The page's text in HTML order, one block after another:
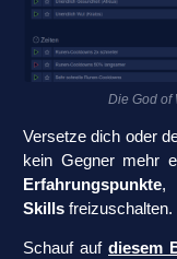
Die God of
Versetze dich oder
kein Gegner mehr
Erfahrungspunkte,
Skills freizuschalten.
Schauf auf diesem